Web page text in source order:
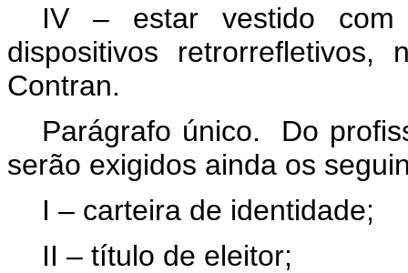
IV – estar vestido com
dispositivos
Contran.
Parágrafo único. Do
serão exigidos ainda os
I – carteira de identidade;
II – título de eleitor;